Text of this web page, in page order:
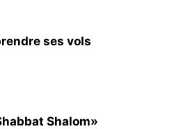
ses vols
Shalom»